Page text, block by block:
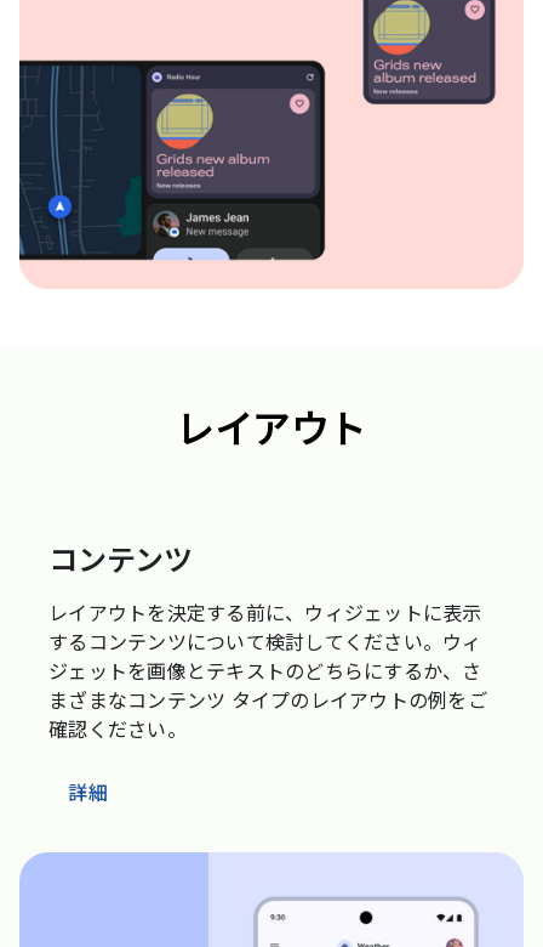
レイアウト
コンテンツ
レイアウトを決定する前に、ウィジェットに表示
するコンテンツについて検討してください。ウィ
ジェットを画像とテキストのどちらにするか、さ
まざまなコンテンツ タイプのレイアウトの例をご
確認ください。
詳細